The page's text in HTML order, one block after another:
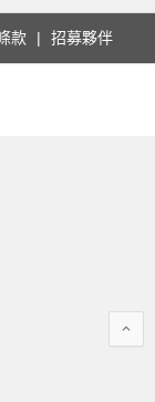
款 招募夥伴